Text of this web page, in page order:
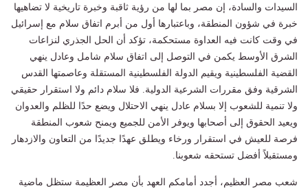
السيدات والسادة، إن مصر بما لها من رؤية ثاقبة وخبرة تاريخية لا تضاهيها
خبرة في شؤون المنطقة، وباعتبارها أول من أبرم اتفاق سلام مع إسرائيل
في وقت كانت فيه العداوة مستحكمة، تؤكد أن الحل الجذري لنزاعات
الشرق الأوسط يكمن في التوصل إلى اتفاق سلام شامل وعادل ينهي
القضية الفلسطينية ويقيم الدولة الفلسطينية المستقلة وعاصمتها القدس
الشرقية وفق مقررات الشرعية الدولية. فلا سلام دائم ولا استقرار حقيقي
ولا تنمية للشعوب إلا بسلام عادل ينهي الاحتلال ويضع حدًا للظلم والعدوان
ويعيد الحقوق إلى أصحابها ويوفر الأمن للجميع ويمنح شعوب المنطقة
فرصة للعيش في استقرار ورخاء ويطلق عهدًا جديدًا من التعاون والازدهار
ومستقبلاً أفضل تستحقه شعوبنا.
شعب مصر العظيم، أجدد أمامكم العهد بأن مصر العظيمة ستظل ماضية